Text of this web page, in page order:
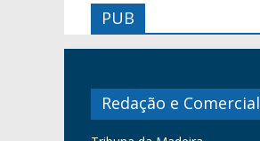
PUB
Redação e Comercial